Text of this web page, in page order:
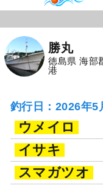
勝丸
徳島県 海部
港
釣行日：2026年5
ウメイロ
イサキ
スマガツオ